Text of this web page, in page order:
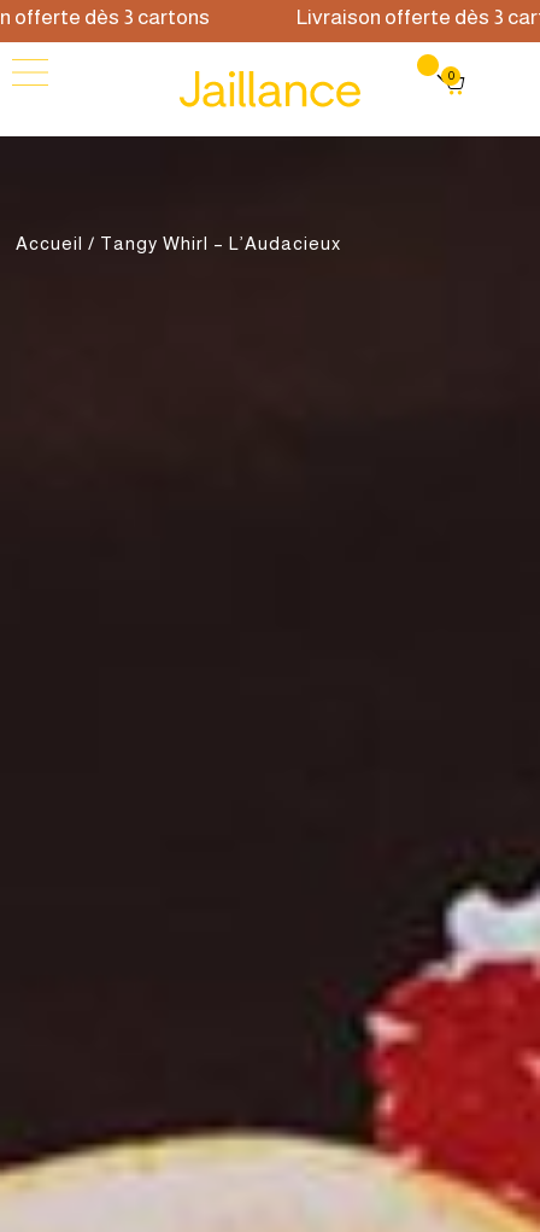
dès 3 cartons Livraison offerte dès 3
0
Accueil / Tangy Whirl – L’Audacieux